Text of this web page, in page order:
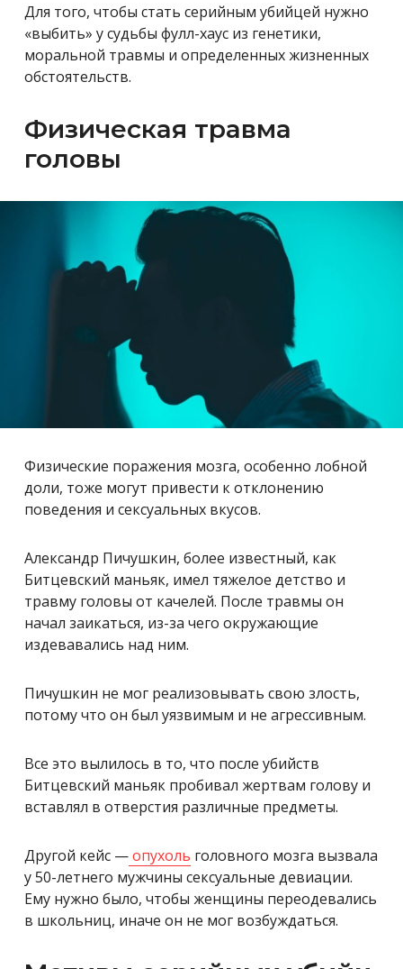
Для того, чтобы стать серийным убийцей нужно
«выбить» у судьбы фулл-хаус из генетики,
моральной травмы и определенных жизненных
обстоятельств.
Физическая травма
головы
Физические поражения мозга, особенно лобной
доли, тоже могут привести к отклонению
поведения и сексуальных вкусов.
Александр Пичушкин, более известный, как
Битцевский маньяк, имел тяжелое детство и
травму головы от качелей. После травмы он
начал заикаться, из-за чего окружающие
издевавались над ним.
Пичушкин не мог реализовывать свою злость,
потому что он был уязвимым и не агрессивным.
Все это вылилось в то, что после убийств
Битцевский маньяк пробивал жертвам голову и
вставлял в отверстия различные предметы.
Другой кейс —опухоль головного мозга вызвала
у 50-летнего мужчины сексуальные девиации.
Ему нужно было, чтобы женщины переодевались
в школьниц, иначе он не мог возбуждаться.